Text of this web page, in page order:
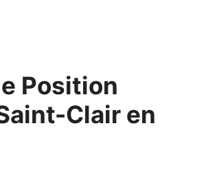
Position
Clair en